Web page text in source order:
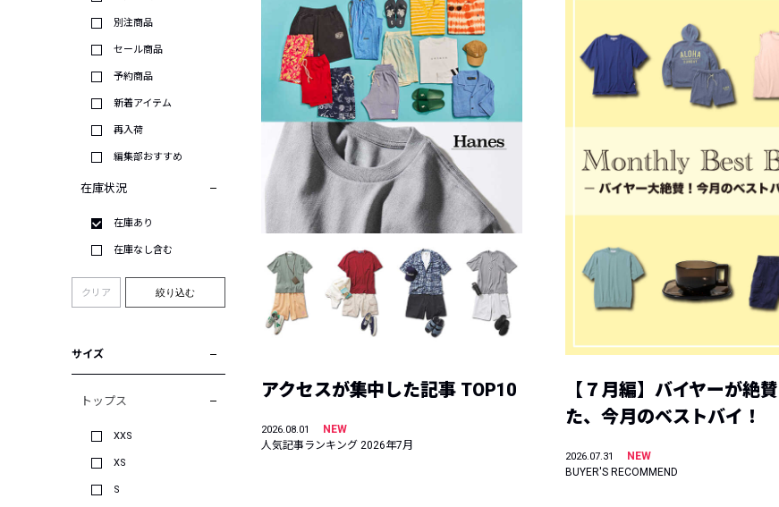
別注商品
セール商品
予約商品
新着アイテム
再入荷
編集部おすすめ
在庫状況
在庫あり
在庫なし含む
クリア 絞り込む
サイズ
トップス
XXS
XS
S
アクセスが集中した記事 TOP10
2026.08.01
NEW
人気記事ランキング 2026年7月
【７月編】バイヤーが絶
た、今月のベストバイ！
2026.07.31
NEW
BUYER'S RECOMMEND